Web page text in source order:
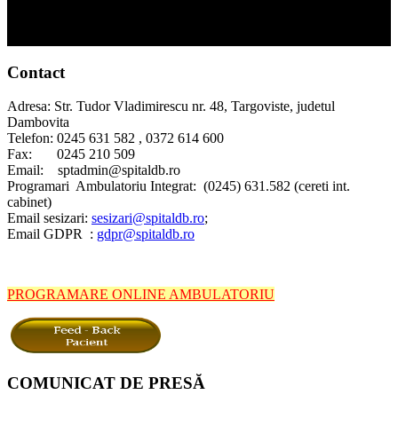
Contact
Adresa: Str. Tudor Vladimirescu nr. 48, Targoviste, judetul
Dambovita
Telefon: 0245 631 582 , 0372 614 600
Fax: 0245 210 509
Email: sptadmin@spitaldb.ro
Programari Ambulatoriu Integrat: (0245) 631.582 (cereti int.
cabinet)
Email sesizari: sesizari@spitaldb.ro;
Email GDPR : gdpr@spitaldb.ro
PROGRAMARE ONLINE AMBULATORIU
COMUNICAT DE PRESĂ